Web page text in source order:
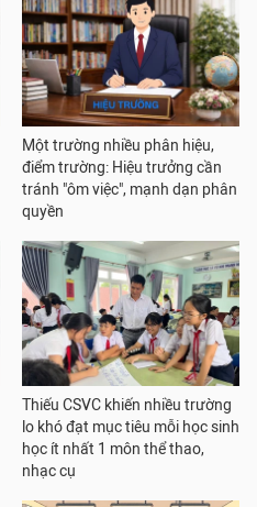
Một trường nhiều phân hiệu,
điểm trường: Hiệu trưởng cần
tránh "ôm việc", mạnh dạn phân
quyền
Thiếu CSVC khiến nhiều trường
lo khó đạt mục tiêu mỗi học sinh
học ít nhất 1 môn thể thao,
nhạc cụ